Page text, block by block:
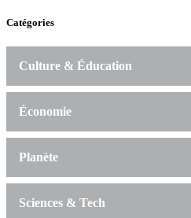
Catégories
Culture & Éducation
Économie
Planète
Sciences & Tech